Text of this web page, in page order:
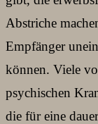
Abstriche
Empfänger
können. Viele
psychischen
die für eine